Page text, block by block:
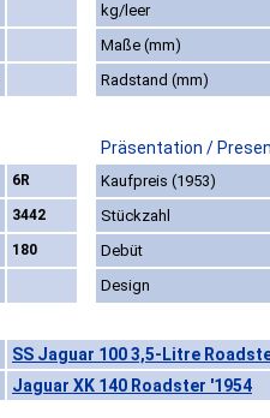
kg/leer
Maße (mm)
Radstand (mm)
Präsentation /
6R
Kaufpreis (1953)
3442
Stückzahl
180
Debüt
Design
SS Jaguar 100 3,5-Litre
Jaguar XK 140 Roadster '1954